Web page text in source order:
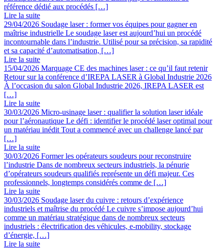
référence dédié aux procédés […]
Lire la suite
29/04/2026 Soudage laser : former vos équipes pour gagner en
maîtrise industrielle Le soudage laser est aujourd’hui un procédé
incontournable dans l’industrie. Utilisé pour sa précision, sa rapidité
et sa capacité d’automatisation, […]
Lire la suite
15/04/2026 Marquage CE des machines laser : ce qu’il faut retenir
Retour sur la conférence d’IREPA LASER à Global Industrie 2026
À l’occasion du salon Global Industrie 2026, IREPA LASER est
[…]
Lire la suite
30/03/2026 Micro-usinage laser : qualifier la solution laser idéale
pour l’aéronautique Le défi : identifier le procédé laser optimal pour
un matériau inédit Tout a commencé avec un challenge lancé par
[…]
Lire la suite
30/03/2026 Former les opérateurs soudeurs pour reconstruire
l’industrie Dans de nombreux secteurs industriels, la pénurie
d’opérateurs soudeurs qualifiés représente un défi majeur. Ces
professionnels, longtemps considérés comme de […]
Lire la suite
30/03/2026 Soudage laser du cuivre : retours d’expérience
industriels et maîtrise du procédé Le cuivre s’impose aujourd’hui
comme un matériau stratégique dans de nombreux secteurs
industriels : électrification des véhicules, e-mobility, stockage
d’énergie, […]
Lire la suite